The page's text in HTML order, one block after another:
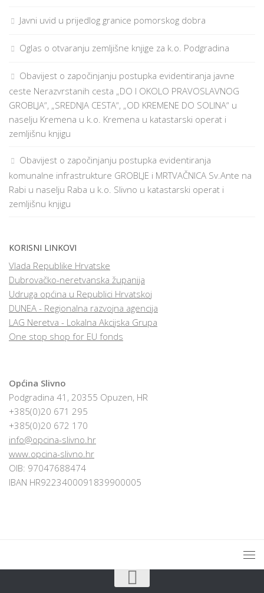
Javni uvid u prijedlog granice pomorskog dobra
Oglas o otvaranju zemljišne knjige za k.o. Podgradina
Obavijest o započinjanju postupka evidentiranja javne
ceste Nerazvrstanih cesta „DO I OKOLO PRAVOSLAVNOG
GROBLJA“, „SREDNJA CESTA“, „OD KREMENE DO SOLINA“ u
naselju Kremena u k.o. Kremena u katastarski operat i
zemljišnu knjigu
Obavijest o započinjanju postupka evidentiranja
komunalne infrastrukture GROBLJE i MRTVAČNICA Sv.Ante na
Rabi u naselju Raba u k.o. Slivno u katastarski operat i
zemljišnu knjigu
KORISNI LINKOVI
Vlada Republike Hrvatske
Dubrovačko-neretvanska županija
Udruga općina u Republici Hrvatskoj
DUNEA - Regionalna razvojna agencija
LAG Neretva - Lokalna Akcijska Grupa
One stop shop for EU fonds
Općina Slivno
Podgradina 41, 20355 Opuzen, HR
+385(0)20 671 295
+385(0)20 672 170
info@opcina-slivno.hr
www.opcina-slivno.hr
OIB: 97047688474
IBAN HR9223400091839900005